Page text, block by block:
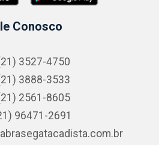
Conosco
3527-4750
3888-3533
2561-8605
96471-2691